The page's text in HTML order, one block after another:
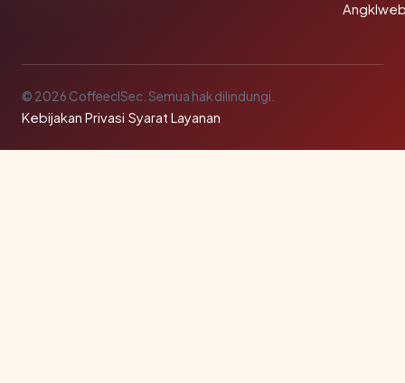
© 2026 CoffeeclSec. Semua hak dilindungi.
Kebijakan Privasi·Syarat Layanan